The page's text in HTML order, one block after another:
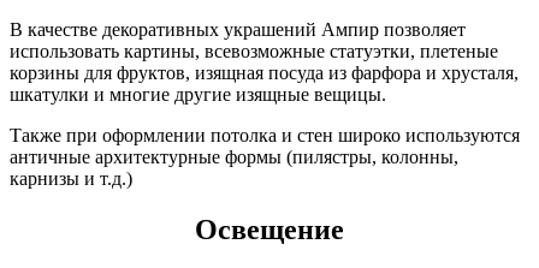
В качестве декоративных украшений Ампир позволяет
использовать картины, всевозможные статуэтки, плетеные
корзины для фруктов, изящная посуда из фарфора и хрусталя,
шкатулки и многие другие изящные вещицы.
Также при оформлении потолка и стен широко используются
античные архитектурные формы (пилястры, колонны,
карнизы и т.д.)
Освещение